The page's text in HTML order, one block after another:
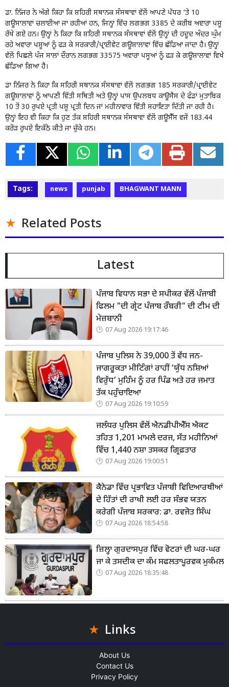
ਡਾ. ਨਿੱਜਰ ਨੇ ਅੱਗੇ ਕਿਹਾ ਕਿ ਸ਼ਹਿਰੀ ਸਥਾਨਕ ਸੰਸਥਾਵਾਂ ਵੱਲੋਂ ਆਪਣੇ ਪੱਧਰ ‘ਤੇ 10
ਗਊਸਾਲਾਵਾਂ ਚਲਾਈਆ ਜਾ ਰਹੀਆਂ ਹਨ, ਜਿਨ੍ਹਾਂ ਵਿੱਚ ਲਗਭਗ 3385 ਦੇ ਕਰੀਬ ਅਵਾਰਾ ਪਸ਼ੂ
ਰੱਖੇ ਗਏ ਹਨ। ਉਨ੍ਹਾਂ ਨੇ ਕਿਹਾ ਕਿ ਸ਼ਹਿਰੀ ਸਥਾਨਕ ਸੰਸਥਾਵਾਂ ਵੱਲੋਂ ਉਨ੍ਹਾਂ ਦੀ ਹਦੂਦ ਅੰਦਰ ਘੁੰਮ
ਰਹੇ ਅਵਾਰਾ ਪਸ਼ੂਆਂ ਨੂੰ ਫੜ ਕੇ ਸਰਕਾਰੀ/ਪ੍ਰਾਈਵੇਟ ਗਊਸ਼ਾਲਾਵਾਂ ਵਿੱਚ ਛੱਡਿਆ ਜਾਂਦਾ ਹੈ। ਉਨ੍ਹਾਂ
ਵੱਲੋਂ ਪਿਛਲੇ ਪੰਜ ਸਾਲਾਂ ਦੌਰਾਨ ਲਗਭਗ 33575 ਅਵਾਰਾ ਪਸੂਆਂ ਨੂੰ ਫੜ ਕੇ ਗਊਸ਼ਾਲਾਵਾਂ ਵਿਖੇ
ਛੱਡਿਆ ਗਿਆ ਹੈ।
ਡਾ ਨਿੱਜਰ ਨੇ ਕਿਹਾ ਕਿ ਸਹਿਰੀ ਸਥਾਨਕ ਸੰਸਥਾਵਾਂ ਵੱਲੋਂ ਲਗਭਗ 185 ਸਰਕਾਰੀ/ਪ੍ਰਾਈਵੇਟ
ਗਊਸ਼ਾਲਾਵਾਂ ਨੂੰ ਆਪਣੀ ਵਿੱਤੀ ਸਥਿਤੀ ਅਤੇ ਉਨ੍ਹਾਂ ਪਾਸ ਉਪਲਬਧ ਕਾਊਸੈਸ ਦੇ ਫੰਡਾਂ ਮੁਤਾਬਿਕ
10 ਤੋਂ 30 ਰੁਪਏ ਪ੍ਰਤੀ ਪਸ਼ੂ ਪ੍ਰਤੀ ਦਿਨ ਜਾਂ ਮਹੀਨਾਵਾਰ ਵਿੱਤੀ ਸਹਾਇਤਾ ਦਿੱਤੀ ਜਾ ਰਹੀ ਹੈ।
ਉਨ੍ਹਾਂ ਇਹ ਵੀ ਕਿਹਾ ਕਿ ਹੁਣ ਤੱਕ ਸ਼ਹਿਰੀ ਸਥਾਨਕ ਸੰਸਥਾਵਾਂ ਵੱਲੋਂ ਗਊਸੈੱਸ ਵਜੋਂ 183.44
ਕਰੋੜ ਰੁਪਏ ਇਕੱਠੇ ਕੀਤੇ ਜਾ ਚੁੱਕੇ ਹਨ।
Tags: news punjab BHAGWANT MANN
Related Posts
Latest
ਪੰਜਾਬ ਵਿਧਾਨ ਸਭਾ ਦੇ ਸਪੀਕਰ ਵੱਲੋਂ ਪੰਜਾਬੀ
ਫਿਲਮ "ਦੀ ਗ੍ਰੇਟ ਪੰਜਾਬ ਰੌਬਰੀ" ਦੀ ਟੀਮ ਦੀ
ਮੇਜ਼ਬਾਨੀ
07 Aug 2026 19:17:46
ਪੰਜਾਬ ਪੁਲਿਸ ਨੇ 39,000 ਤੋਂ ਵੱਧ ਜਨ-
ਜਾਗਰੂਕਤਾ ਮੀਟਿੰਗਾਂ ਰਾਹੀਂ ‘ਯੁੱਧ ਨਸ਼ਿਆਂ
ਵਿਰੁੱਧ’ ਮੁਹਿੰਮ ਨੂੰ ਹਰ ਪਿੰਡ ਅਤੇ ਹਰ ਜਮਾਤ
ਤੱਕ ਪਹੁੰਚਾਇਆ
07 Aug 2026 19:10:59
ਜਲੰਧਰ ਪੁਲਿਸ ਵੱਲੋਂ ਐਨਡੀਪੀਐੱਸ ਐਕਟ
ਤਹਿਤ 1,201 ਮਾਮਲੇ ਦਰਜ, ਸੱਤ ਮਹੀਨਿਆਂ
ਵਿੱਚ 1,440 ਨਸ਼ਾ ਤਸਕਰ ਗ੍ਰਿਫ਼ਤਾਰ
07 Aug 2026 19:00:51
ਕੈਨੇਡਾ ਵਿੱਚ ਪ੍ਰਭਾਵਿਤ ਪੰਜਾਬੀ ਵਿਦਿਆਰਥੀਆਂ
ਦੇ ਹਿੱਤਾਂ ਦੀ ਰਾਖੀ ਲਈ ਹਰ ਸੰਭਵ ਯਤਨ
ਕਰੇਗੀ ਪੰਜਾਬ ਸਰਕਾਰ: ਡਾ. ਰਵਜੋਤ ਸਿੰਘ
07 Aug 2026 18:54:58
ਜ਼ਿਲ੍ਹਾ ਗੁਰਦਾਸਪੁਰ ਵਿੱਚ ਵੋਟਰਾਂ ਦੀ ਘਰ-ਘਰ
ਜਾ ਕੇ ਤਸਦੀਕ ਦਾ ਕੰਮ ਸਫਲਤਾਪੂਰਵਕ ਮੁਕੰਮਲ
07 Aug 2026 18:35:48
Links
About Us
Contact Us
Privacy Policy